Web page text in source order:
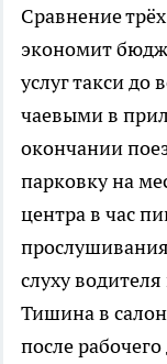
Сравнение
экономит
услуг такси до
чаевыми в
окончании
парковку на
центра в час
слуху
Тишина в
после